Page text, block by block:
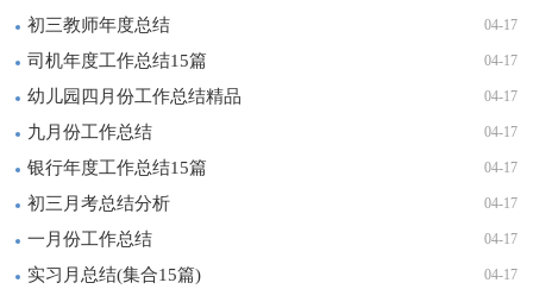
04-17
初三教师年度总结
04-17
司机年度工作总结15篇
04-17
幼儿园四月份工作总结精品
04-17
九月份工作总结
04-17
银行年度工作总结15篇
04-17
初三月考总结分析
04-17
一月份工作总结
04-17
实习月总结(集合15篇)